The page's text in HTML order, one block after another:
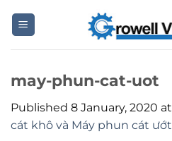
may-phun-cat-uot
Published 8 January, 2020 at
cát khô và Máy phun cát ướt